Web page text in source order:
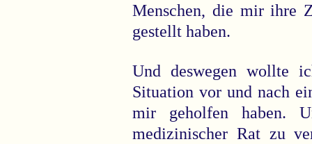
Menschen, die mir ihre
gestellt haben.
Und deswegen wollte
Situation vor und nach
mir geholfen haben.
medizinischer Rat zu